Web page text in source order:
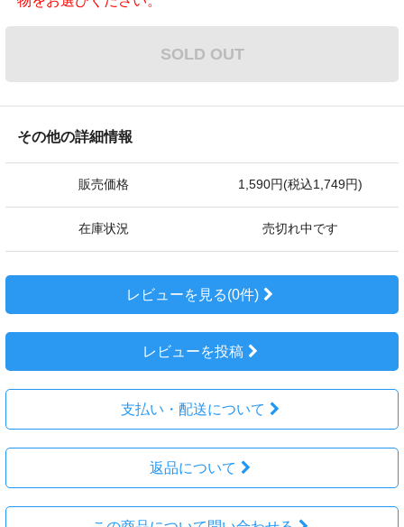
SOLD OUT
その他の詳細情報
販売価格 1,590円(税込1,749円)
在庫状況 売切れ中です
レビューを見る(0件)
レビューを投稿
支払い・配送について
返品について